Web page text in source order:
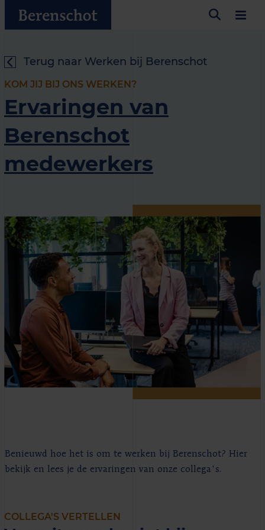
Terug naar Werken bij Berenschot
KOM JIJ BIJ ONS WERKEN?
Ervaringen van
Berenschot
medewerkers
Benieuwd hoe het is om te werken bij Berenschot? Hier
bekijk en lees je de ervaringen van onze collega's.
COLLEGA'S VERTELLEN